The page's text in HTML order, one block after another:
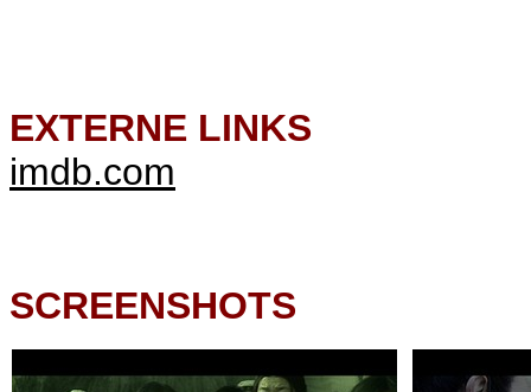
EXTERNE LINKS
imdb.com
SCREENSHOTS